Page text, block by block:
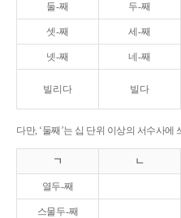
둘-째 두-째
셋-째 세-째
넷-째 네-째
빌리다 빌다
다만, ‘둘째’는 십 단위 이상의 서수사에
ㄱ ㄴ
열두-째
스물두-째